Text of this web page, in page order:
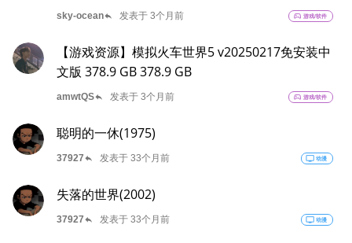
sky-oceanreply 发表于 3个月前 sports_esports 游戏/软件
【游戏资源】模拟火车世界5 v20250217免安装中
文版 378.9 GB 378.9 GB
amwtQSreply 发表于 3个月前 sports_esports 游戏/软件
聪明的一休(1975)
37927reply 发表于 33个月前 tv 动漫
失落的世界(2002)
37927reply 发表于 33个月前 tv 动漫